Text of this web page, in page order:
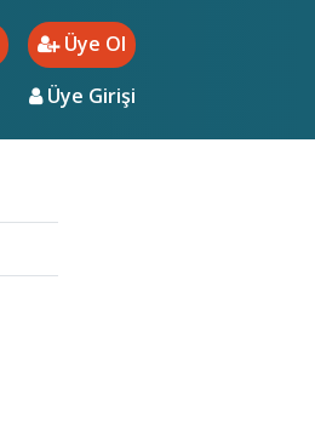
Üye Ol
Üye Girişi